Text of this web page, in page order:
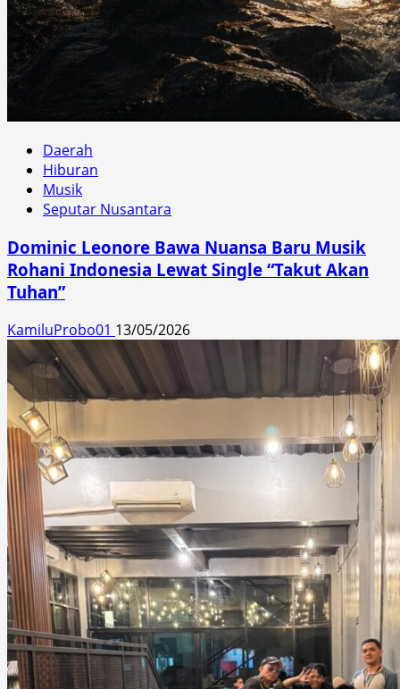
Daerah
Hiburan
Musik
Seputar Nusantara
Dominic Leonore Bawa Nuansa Baru Musik
Rohani Indonesia Lewat Single “Takut Akan
Tuhan”
KamiluProbo01 13/05/2026